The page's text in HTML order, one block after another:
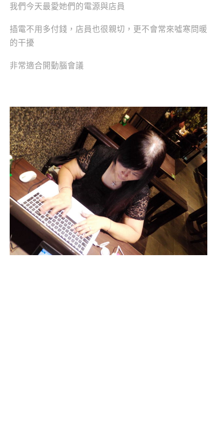
我們今天最愛她們的電源與店員
插電不用多付錢，店員也很親切，更不會常來噓寒問暖
的干擾
非常適合開動腦會議